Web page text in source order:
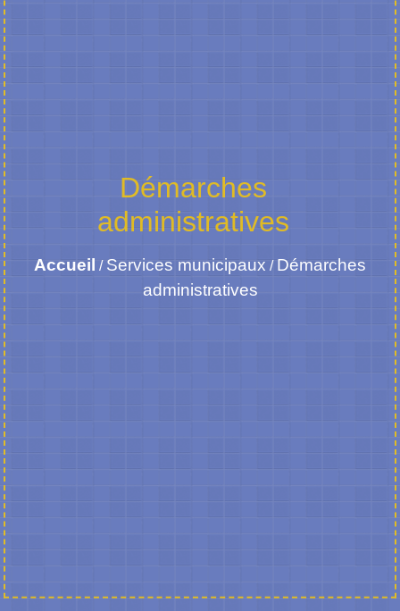
Démarches
administratives
Accueil / Services municipaux / Démarches
administratives